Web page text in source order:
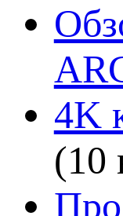
4K
(10